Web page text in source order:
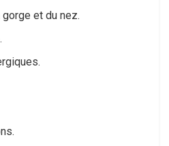
gorge et du nez.